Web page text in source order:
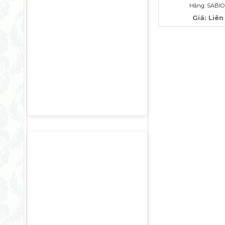
Hãng:
Giá: Liên